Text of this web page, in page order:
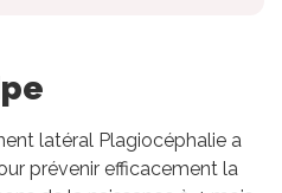
latéral Plagiocéphalie a
prévenir efficacement la